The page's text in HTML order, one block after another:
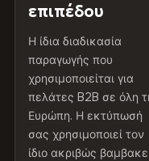
100% βαμβάκι
370 g/m² · Premium
ΑΠΟΣΤΟΛΉ &
Αποστέλλεται σε
διατίθενται κατόπιν
Εσωτερικού/
εξωτερικού χώρου
Made In
Κωδικός προϊόντος
Διαβάστε την πλήρη
επιστροφών
επιπέδου
Η ίδια διαδικασία
παραγωγής που
χρησιμοποιείται για
πελάτες B2B σε όλη
Ευρώπη. Η εκτύπωσή
σας χρησιμοποιεί τον
ίδιο ακριβώς